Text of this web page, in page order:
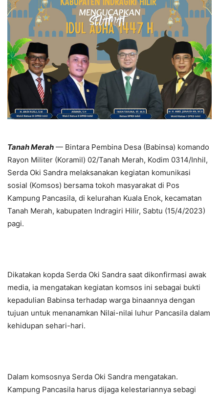
Tanah Merah — Bintara Pembina Desa (Babinsa) komando
Rayon Militer (Koramil) 02/Tanah Merah, Kodim 0314/Inhil,
Serda Oki Sandra melaksanakan kegiatan komunikasi
sosial (Komsos) bersama tokoh masyarakat di Pos
Kampung Pancasila, di kelurahan Kuala Enok, kecamatan
Tanah Merah, kabupaten Indragiri Hilir, Sabtu (15/4/2023)
pagi.
Dikatakan kopda Serda Oki Sandra saat dikonfirmasi awak
media, ia mengatakan kegiatan komsos ini sebagai bukti
kepadulian Babinsa terhadap warga binaannya dengan
tujuan untuk menanamkan Nilai-nilai luhur Pancasila dalam
kehidupan sehari-hari.
Dalam komsosnya Serda Oki Sandra mengatakan.
Kampung Pancasila harus dijaga kelestariannya sebagi